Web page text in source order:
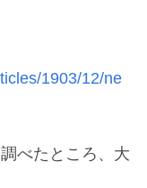
1903/12/ne
べたところ、大